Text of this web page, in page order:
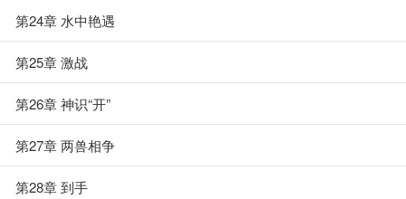
第24章 水中艳遇
第25章 激战
第26章 神识“开”
第27章 两兽相争
第28章 到手